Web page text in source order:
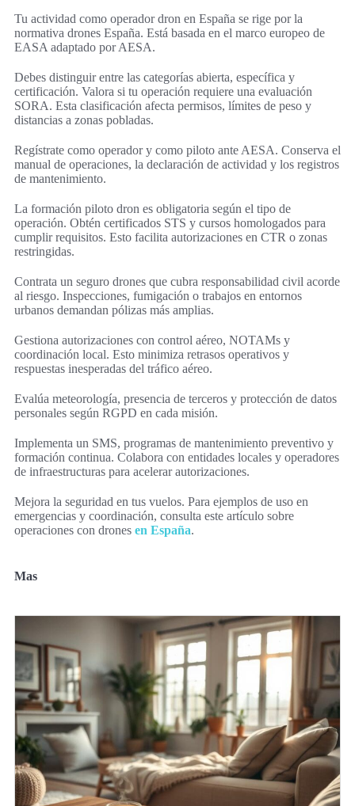
Tu actividad como operador dron en España se rige por la
normativa drones España. Está basada en el marco europeo de
EASA adaptado por AESA.
Debes distinguir entre las categorías abierta, específica y
certificación. Valora si tu operación requiere una evaluación
SORA. Esta clasificación afecta permisos, límites de peso y
distancias a zonas pobladas.
Regístrate como operador y como piloto ante AESA. Conserva el
manual de operaciones, la declaración de actividad y los registros
de mantenimiento.
La formación piloto dron es obligatoria según el tipo de
operación. Obtén certificados STS y cursos homologados para
cumplir requisitos. Esto facilita autorizaciones en CTR o zonas
restringidas.
Contrata un seguro drones que cubra responsabilidad civil acorde
al riesgo. Inspecciones, fumigación o trabajos en entornos
urbanos demandan pólizas más amplias.
Gestiona autorizaciones con control aéreo, NOTAMs y
coordinación local. Esto minimiza retrasos operativos y
respuestas inesperadas del tráfico aéreo.
Evalúa meteorología, presencia de terceros y protección de datos
personales según RGPD en cada misión.
Implementa un SMS, programas de mantenimiento preventivo y
formación continua. Colabora con entidades locales y operadores
de infraestructuras para acelerar autorizaciones.
Mejora la seguridad en tus vuelos. Para ejemplos de uso en
emergencias y coordinación, consulta este artículo sobre
operaciones con drones en España.
Mas